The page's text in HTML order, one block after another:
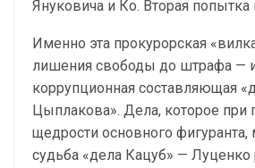
Януковича и Ко. Вторая попытка
Именно эта прокурорская
лишения свободы до штрафа —
коррупционная составляющая
Цыплакова». Дела, которое при
щедрости основного фигуранта,
судьба «дела Кацуб» — Луценко